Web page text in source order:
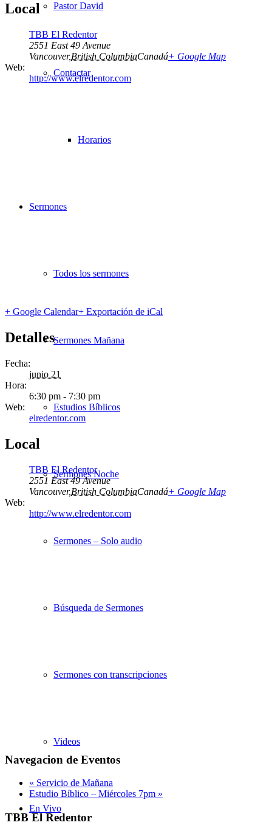
Pastor David
Contactar
Horarios
Sermones
Todos los sermones
Sermones Mañana
Estudios Bíblicos
Sermones Noche
Sermones – Solo audio
Búsqueda de Sermones
Sermones con transcripciones
Videos
En Vivo
Local
TBB El Redentor
2551 East 49 Avenue
Vancouver,British ColumbiaCanadá+ Google Map
Web:
http://www.elredentor.com
+ Google Calendar+ Exportación de iCal
Detalles
Fecha:
junio 21
Hora:
6:30 pm - 7:30 pm
Web:
elredentor.com
Local
TBB El Redentor
2551 East 49 Avenue
Vancouver,British ColumbiaCanadá+ Google Map
Web:
http://www.elredentor.com
Navegacion de Eventos
« Servicio de Mañana
Estudio Bíblico – Miércoles 7pm »
TBB El Redentor